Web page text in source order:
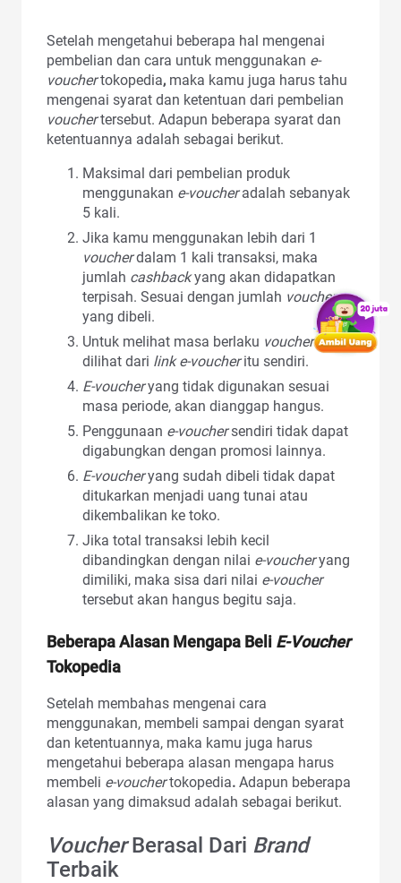
Setelah mengetahui beberapa hal mengenai
pembelian dan cara untuk menggunakan e-
vouchertokopedia, maka kamu juga harus tahu
mengenai syarat dan ketentuan dari pembelian
vouchertersebut. Adapun beberapa syarat dan
ketentuannya adalah sebagai berikut.
Maksimal dari pembelian produk
menggunakan e-voucheradalah sebanyak
5 kali.
Jika kamu menggunakan lebih dari 1
voucherdalam 1 kali transaksi, maka
jumlah cashbackyang akan didapatkan
terpisah. Sesuai dengan jumlah voucher
yang dibeli.
Untuk melihat masa berlaku voucherbisa
dilihat dari link e-voucheritu sendiri.
E-voucheryang tidak digunakan sesuai
masa periode, akan dianggap hangus.
Penggunaan e-vouchersendiri tidak dapat
digabungkan dengan promosi lainnya.
E-voucheryang sudah dibeli tidak dapat
ditukarkan menjadi uang tunai atau
dikembalikan ke toko.
Jika total transaksi lebih kecil
dibandingkan dengan nilai e-voucheryang
dimiliki, maka sisa dari nilai e-voucher
tersebut akan hangus begitu saja.
Beberapa Alasan Mengapa Beli E-Voucher
Tokopedia
Setelah membahas mengenai cara
menggunakan, membeli sampai dengan syarat
dan ketentuannya, maka kamu juga harus
mengetahui beberapa alasan mengapa harus
membeli e-vouchertokopedia. Adapun beberapa
alasan yang dimaksud adalah sebagai berikut.
VoucherBerasal Dari Brand
Terbaik